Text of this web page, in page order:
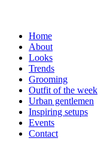
Home
About
Looks
Trends
Grooming
Outfit of the week
Urban gentlemen
Inspiring setups
Events
Contact